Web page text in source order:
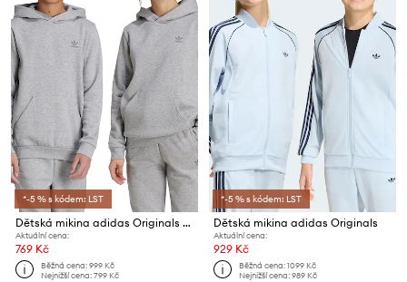
*-5 % s kódem: LST
Dětská mikina adidas Originals HOODIE
Aktuální cena:
769 Kč
Běžná cena:999 Kč
Nejnižší cena:799 Kč
*-5 % s kódem: LST
Dětská mikina adidas Originals
Aktuální cena:
929 Kč
Běžná cena:1099 Kč
Nejnižší cena:989 Kč